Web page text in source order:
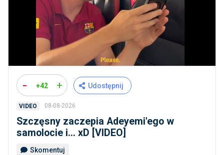
- +42 + Udostępnij
VIDEO 08-08-2026
Szczęsny zaczepia Adeyemi'ego w
samolocie i... xD [VIDEO]
Skomentuj